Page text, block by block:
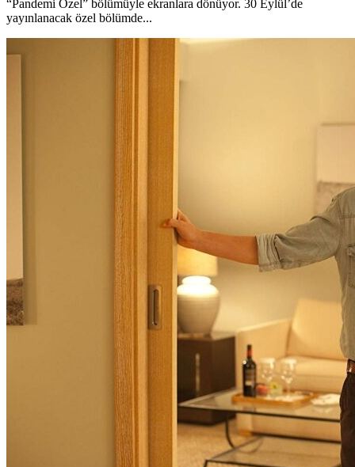
“Pandemi Özel” bölümüyle ekranlara dönüyor. 30 Eylül’de
yayınlanacak özel bölümde...